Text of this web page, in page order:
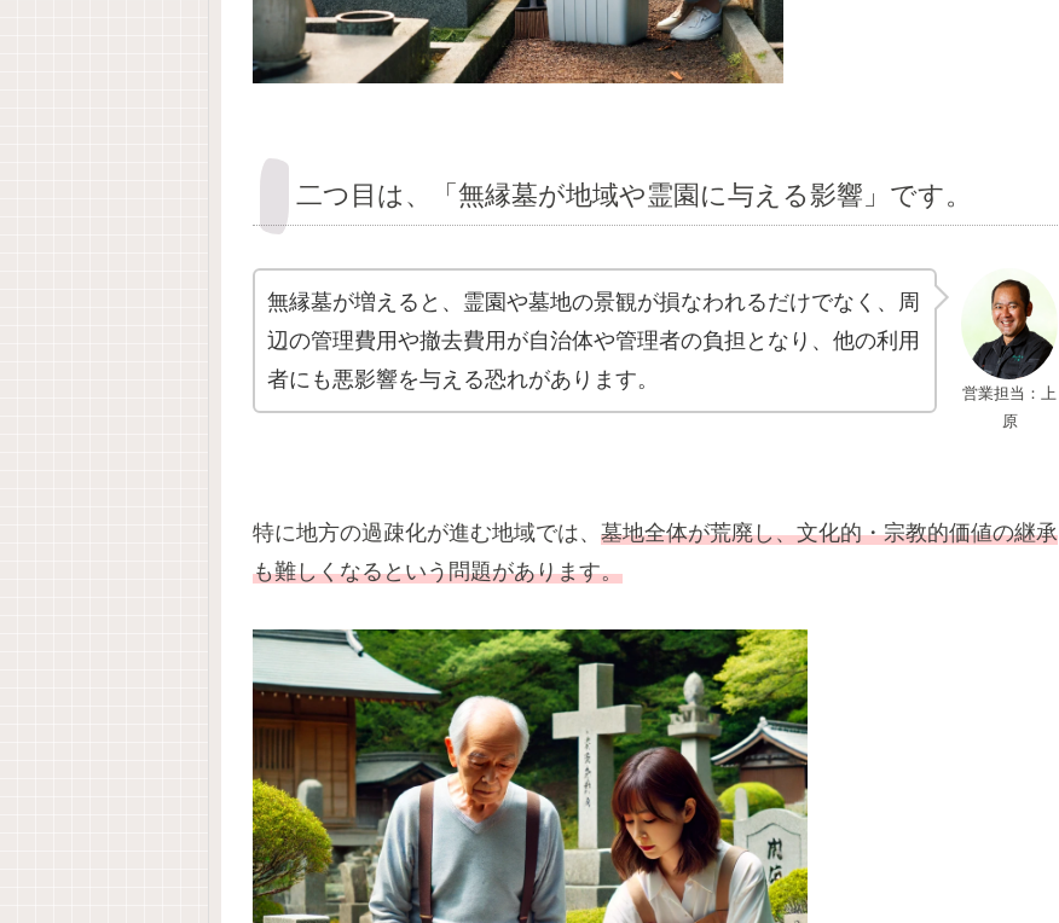
二つ目は、「無縁墓が地域や霊園に与える影響」です。
営業担当：上
原
無縁墓が増えると、霊園や墓地の景観が損なわれるだけでなく、周
辺の管理費用や撤去費用が自治体や管理者の負担となり、他の利用
者にも悪影響を与える恐れがあります。
特に地方の過疎化が進む地域では、 墓地全体が荒廃し、文化的・宗教的価値の継承
も難しくなるという問題があります。